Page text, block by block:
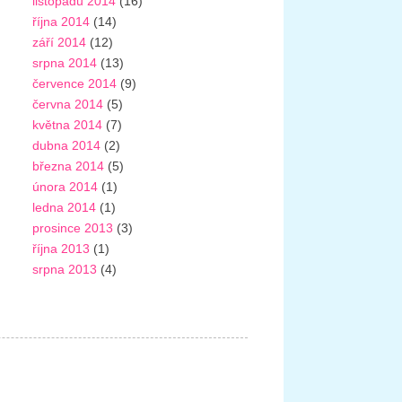
října 2014 (14)
září 2014 (12)
srpna 2014 (13)
července 2014 (9)
června 2014 (5)
května 2014 (7)
dubna 2014 (2)
března 2014 (5)
února 2014 (1)
ledna 2014 (1)
prosince 2013 (3)
října 2013 (1)
srpna 2013 (4)